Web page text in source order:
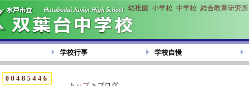
幼稚園 小学校 中学校 総合教育研究所
学校行事 学校自慢
00485446